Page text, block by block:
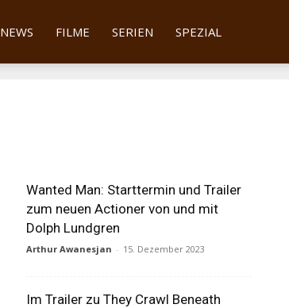
NEWS FILME SERIEN SPEZIAL
Wanted Man: Starttermin und Trailer
zum neuen Actioner von und mit
Dolph Lundgren
Arthur Awanesjan - 15. Dezember 2023
Im Trailer zu They Crawl Beneath